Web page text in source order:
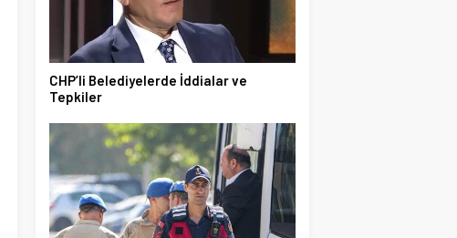
CHP’li Belediyelerde İddialar ve
Tepkiler